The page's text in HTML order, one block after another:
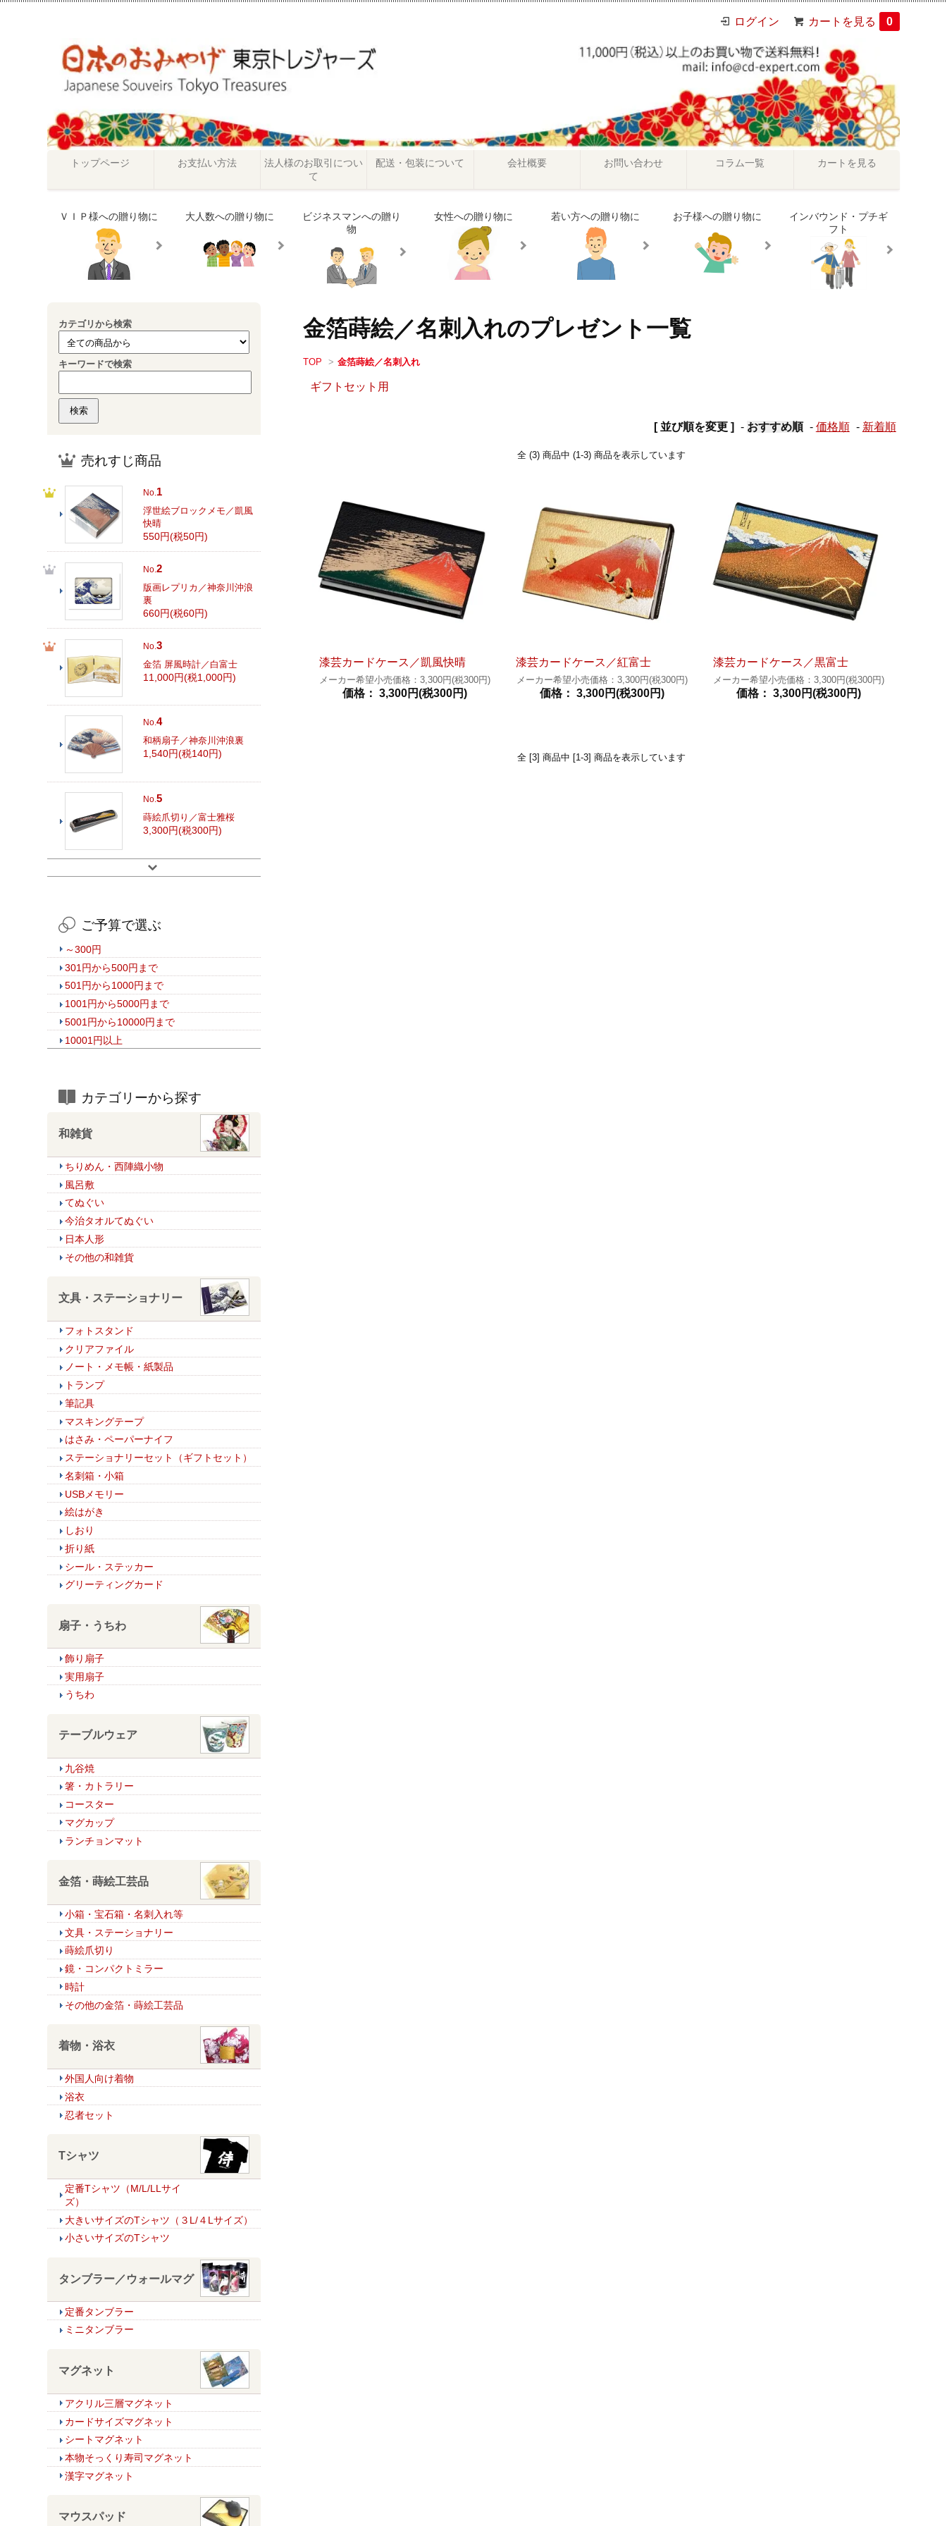
ログイン カートを見る 0
トップページ お支払い方法
法人様のお取引につい
て
配送・包装について 会社概要 お問い合わせ コラム一覧 カートを見る
ＶＩＰ様への贈り物に 大人数への贈り物に
ビジネスマンへの贈り
物
女性への贈り物に 若い方への贈り物に お子様への贈り物に
インバウンド・プチギ
フト
金箔蒔絵／名刺入れのプレゼント一覧
TOP > 金箔蒔絵／名刺入れ
ギフトセット用
[ 並び順を変更 ] - おすすめ順 - 価格順 - 新着順
全 (3) 商品中 (1-3) 商品を表示しています
漆芸カードケース／凱風快晴
メーカー希望小売価格：3,300円(税300円)
価格： 3,300円(税300円)
漆芸カードケース／紅富士
メーカー希望小売価格：3,300円(税300円)
価格： 3,300円(税300円)
漆芸カードケース／黒富士
メーカー希望小売価格：3,300円(税300円)
価格： 3,300円(税300円)
全 [3] 商品中 [1-3] 商品を表示しています
カテゴリから検索
キーワードで検索
売れすじ商品
No. 1
浮世絵ブロックメモ／凱風
快晴
550円(税50円)
No. 2
版画レプリカ／神奈川沖浪
裏
660円(税60円)
No. 3
金箔 屏風時計／白富士
11,000円(税1,000円)
No.4
和柄扇子／神奈川沖浪裏
1,540円(税140円)
No.5
蒔絵爪切り／富士雅桜
3,300円(税300円)
ご予算で選ぶ
～300円
301円から500円まで
501円から1000円まで
1001円から5000円まで
5001円から10000円まで
10001円以上
カテゴリーから探す
和雑貨
ちりめん・西陣織小物
風呂敷
てぬぐい
今治タオルてぬぐい
日本人形
その他の和雑貨
文具・ステーショナリー
フォトスタンド
クリアファイル
ノート・メモ帳・紙製品
トランプ
筆記具
マスキングテープ
はさみ・ペーパーナイフ
ステーショナリーセット（ギフトセット）
名刺箱・小箱
USBメモリー
絵はがき
しおり
折り紙
シール・ステッカー
グリーティングカード
扇子・うちわ
飾り扇子
実用扇子
うちわ
テーブルウェア
九谷焼
箸・カトラリー
コースター
マグカップ
ランチョンマット
金箔・蒔絵工芸品
小箱・宝石箱・名刺入れ等
文具・ステーショナリー
蒔絵爪切り
鏡・コンパクトミラー
時計
その他の金箔・蒔絵工芸品
着物・浴衣
外国人向け着物
浴衣
忍者セット
Tシャツ
定番Tシャツ（M/L/LLサイ
ズ）
大きいサイズのTシャツ（３L/４Lサイズ）
小さいサイズのTシャツ
タンブラー／ウォールマグ
定番タンブラー
ミニタンブラー
マグネット
アクリル三層マグネット
カードサイズマグネット
シートマグネット
本物そっくり寿司マグネット
漢字マグネット
マウスパッド